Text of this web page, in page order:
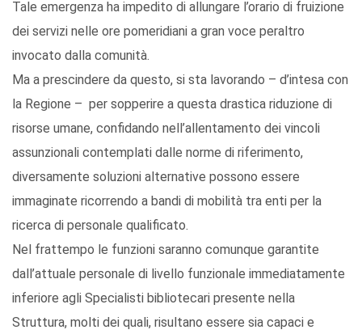
Tale emergenza ha impedito di allungare l’orario di fruizione
dei servizi nelle ore pomeridiani a gran voce peraltro
invocato dalla comunità.
Ma a prescindere da questo, si sta lavorando – d’intesa con
la Regione – per sopperire a questa drastica riduzione di
risorse umane, confidando nell’allentamento dei vincoli
assunzionali contemplati dalle norme di riferimento,
diversamente soluzioni alternative possono essere
immaginate ricorrendo a bandi di mobilità tra enti per la
ricerca di personale qualificato.
Nel frattempo le funzioni saranno comunque garantite
dall’attuale personale di livello funzionale immediatamente
inferiore agli Specialisti bibliotecari presente nella
Struttura, molti dei quali, risultano essere sia capaci e